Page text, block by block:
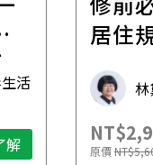
活
解
居住
原價